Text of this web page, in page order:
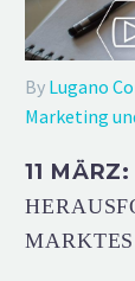
By Lugano
Marketing
11